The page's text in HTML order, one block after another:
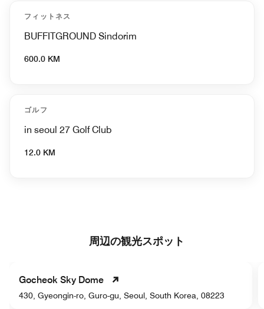
フィットネス
BUFFITGROUND Sindorim
600.0 KM
ゴルフ
in seoul 27 Golf Club
12.0 KM
周辺の観光スポット
Gocheok Sky Dome
430, Gyeongin-ro, Guro-gu, Seoul, South Korea, 08223